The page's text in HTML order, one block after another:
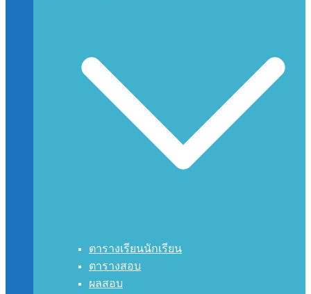
ตารางเรียนนักเรียน
ตารางสอบ
ผลสอบ